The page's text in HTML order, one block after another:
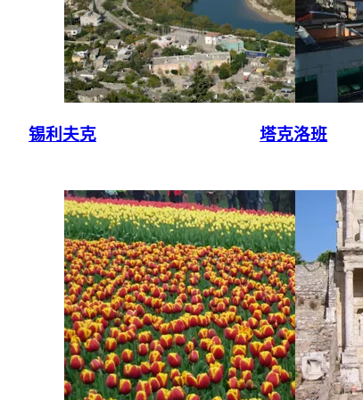
锡利夫克 塔克洛班